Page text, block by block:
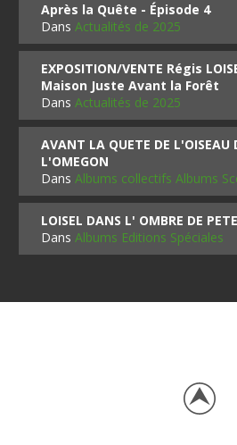
Après la Quête - Épisode 4
DansActualités de 2025
EXPOSITION/VENTE Régis
Maison Juste Avant la Forêt
DansActualités de 2025
AVANT LA QUETE DE L'OISEAU
L'OMEGON
DansAlbums collectifs Albums
LOISEL DANS L' OMBRE DE
DansAlbums Editions Spéciales